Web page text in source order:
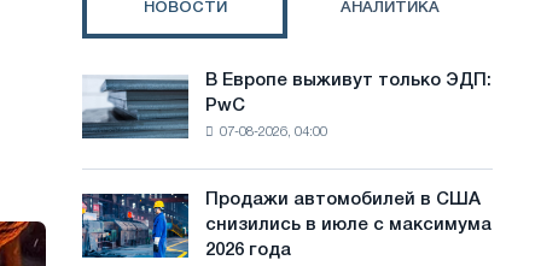
ь
з
НОВОСТИ АНАЛИТИКА
Европе
выживут
PwC
В Европе выживут только ЭДП:
PwC
07-08-2026, 04:00
Продажи
автомобилей
в
Продажи автомобилей в США
снизились в июле с максимума
2026 года